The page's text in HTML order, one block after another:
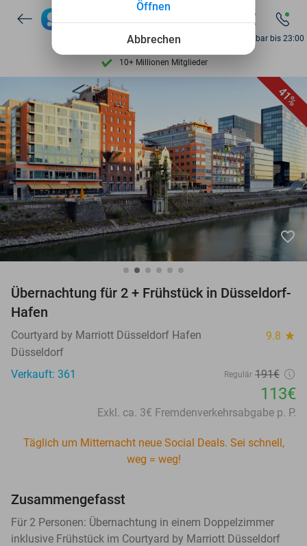
7 Tage die Woche verfügbar
10+ Millionen Mitglieder
9,4 basierend auf205.797 Bewertungen
Entdecke 15.000+ Deals
7 Tage die Woche verfügbar
10+ Millionen Mitglieder
Erreichbar bis 23:00
41%
favorite_border
Übernachtung für 2 + Frühstück in Düsseldorf-
Hafen
Courtyard by Marriott Düsseldorf Hafen 9.8 star
Düsseldorf
Verkauft: 361
Regulär 191€
113€
Exkl. ca. 3€ Fremdenverkehrsabgabe p. P.
Täglich um Mitternacht neue Social Deals. Sei schnell,
weg = weg!
Zusammengefasst
Für 2 Personen: Übernachtung in einem Doppelzimmer
inklusive Frühstück im Courtyard by Marriott Düsseldorf
Abbrechen
Öffnen